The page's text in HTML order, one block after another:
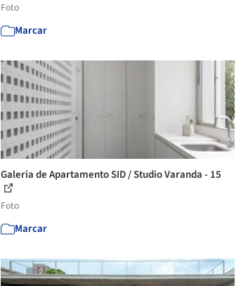
Foto
Marcar
Galeria de Apartamento SID / Studio Varanda - 15
Foto
Marcar